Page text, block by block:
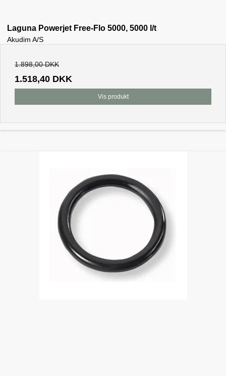
Laguna Powerjet Free-Flo 5000, 5000 l/t
Akudim A/S
1.898,00 DKK
1.518,40 DKK
Vis produkt